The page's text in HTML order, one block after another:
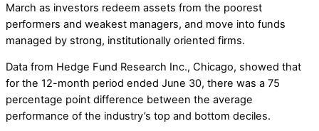
March as investors redeem assets from the poorest
performers and weakest managers, and move into funds
managed by strong, institutionally oriented firms.
Data from Hedge Fund Research Inc., Chicago, showed that
for the 12-month period ended June 30, there was a 75
percentage point difference between the average
performance of the industry’s top and bottom deciles.